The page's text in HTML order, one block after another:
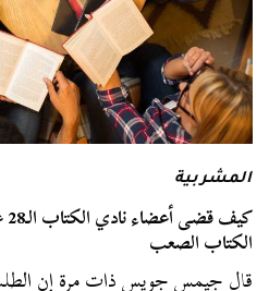
المشربية
الكتاب الصعب
قال جيمس جويس ذات مرة إن